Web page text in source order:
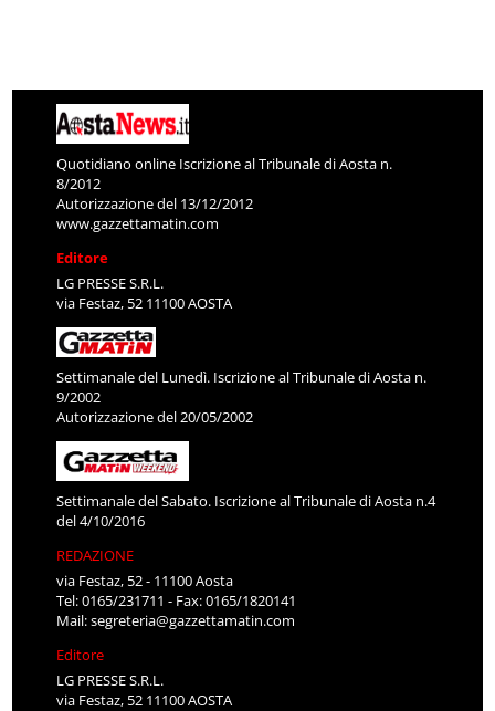
Quotidiano online Iscrizione al Tribunale di Aosta n.
8/2012
Autorizzazione del 13/12/2012
www.gazzettamatin.com
Editore
LG PRESSE S.R.L.
via Festaz, 52 11100 AOSTA
Settimanale del Lunedì. Iscrizione al Tribunale di Aosta n.
9/2002
Autorizzazione del 20/05/2002
Settimanale del Sabato. Iscrizione al Tribunale di Aosta n.4
del 4/10/2016
REDAZIONE
via Festaz, 52 - 11100 Aosta
Tel: 0165/231711 - Fax: 0165/1820141
Mail:segreteria@gazzettamatin.com
Editore
LG PRESSE S.R.L.
via Festaz, 52 11100 AOSTA